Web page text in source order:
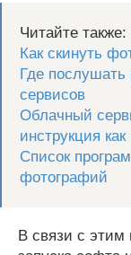
Читайте также:
Как скинуть
Где послушать
сервисов
Облачный
инструкция
Список
фотографий
В связи с этим